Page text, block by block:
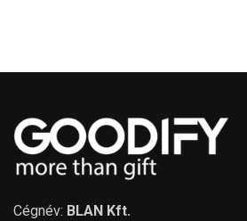
Cégnév: BLAN Kft.